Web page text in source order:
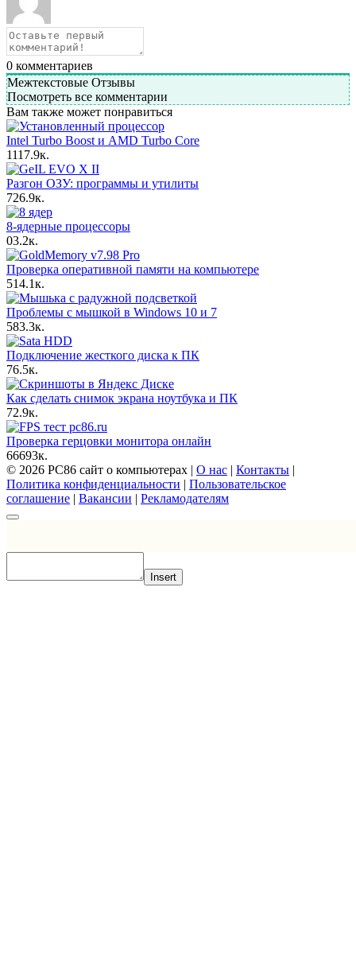
0 комментариев
Межтекстовые Отзывы
Посмотреть все комментарии
Вам также может понравиться
Intel Turbo Boost и AMD Turbo Core
1117.9к.
Разгон ОЗУ: программы и утилиты
726.9к.
8-ядерные процессоры
03.2к.
Проверка оперативной памяти на компьютере
514.1к.
Проблемы с мышкой в Windows 10 и 7
583.3к.
Подключение жесткого диска к ПК
76.5к.
Как сделать снимок экрана ноутбука и ПК
72.9к.
Проверка герцовки монитора онлайн
66693к.
© 2026 PC86 сайт о компьютерах | О нас | Контакты |
Политика конфиденциальности | Пользовательское
соглашение | Вакансии | Рекламодателям
Insert